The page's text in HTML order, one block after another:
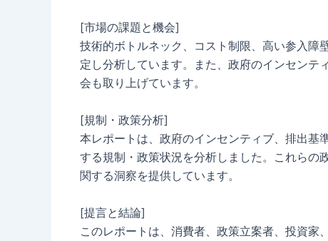
[市場の課題と機会]
技術的ボトルネック、コスト制限、高い参入障
定し分析しています。また、政府のインセンテ
会も取り上げています。
[規制・政策分析]
本レポートは、政府のインセンティブ、排出基
する規制・政策状況を分析しました。これらの
関する洞察を提供しています。
[提言と結論]
このレポートは、消費者、政策立案者、投資家